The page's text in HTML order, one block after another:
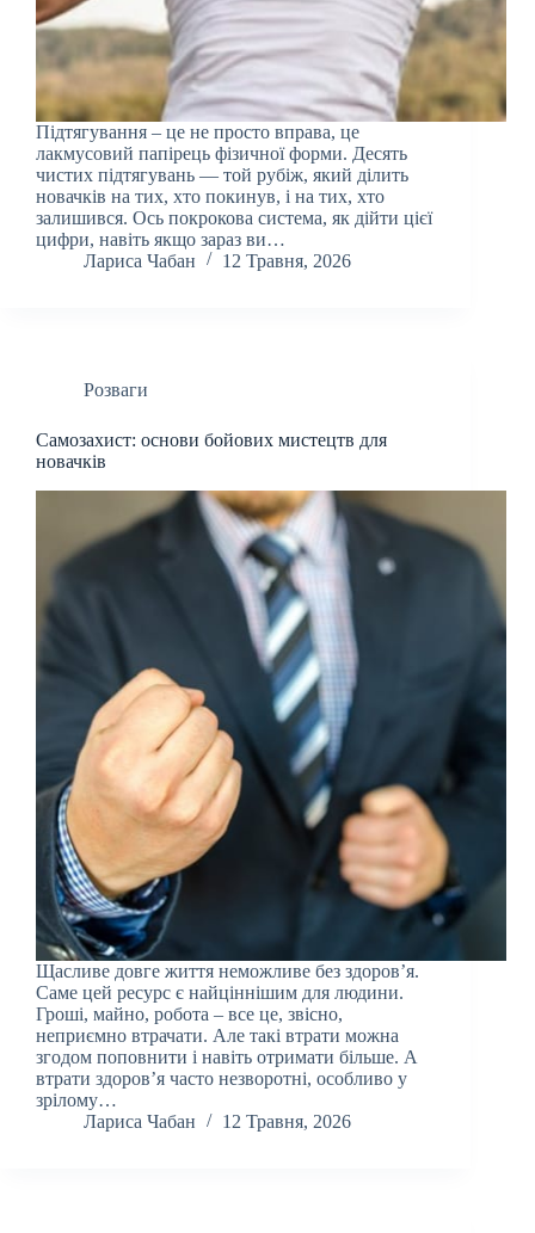
Підтягування – це не просто вправа, це
лакмусовий папірець фізичної форми. Десять
чистих підтягувань — той рубіж, який ділить
новачків на тих, хто покинув, і на тих, хто
залишився. Ось покрокова система, як дійти цієї
цифри, навіть якщо зараз ви…
Лариса Чабан
12 Травня, 2026
Розваги
Самозахист: основи бойових мистецтв для
новачків
Щасливе довге життя неможливе без здоров’я.
Саме цей ресурс є найціннішим для людини.
Гроші, майно, робота – все це, звісно,
неприємно втрачати. Але такі втрати можна
згодом поповнити і навіть отримати більше. А
втрати здоров’я часто незворотні, особливо у
зрілому…
Лариса Чабан
12 Травня, 2026